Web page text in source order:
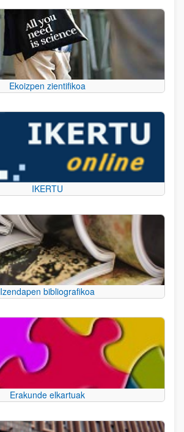
Ekoizpen zientifikoa
IKERTU
Izendapen bibliografikoa
Erakunde elkartuak